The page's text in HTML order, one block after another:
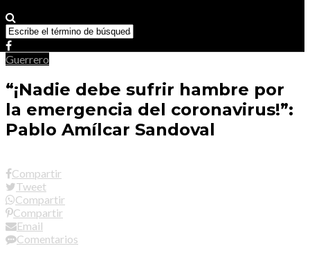
Guerrero
“¡Nadie debe sufrir hambre por
la emergencia del coronavirus!”:
Pablo Amílcar Sandoval
Compartir
Tweet
Compartir
Compartir
Email
Comentarios